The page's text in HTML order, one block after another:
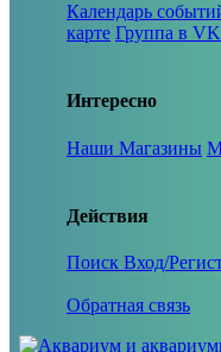
Календарь
карте Группа в VK
Интересно
Наши Магазины
Действия
Поиск Вход/
Обратная связь